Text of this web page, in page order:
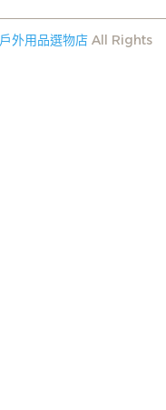
外用品選物店 All Rights